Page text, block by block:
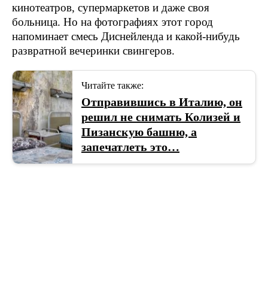
кинотеатров, супермаркетов и даже своя
больница. Но на фотографиях этот город
напоминает смесь Диснейленда и какой-нибудь
развратной вечеринки свингеров.
Читайте также:
Отправившись в Италию, он
решил не снимать Колизей и
Пизанскую башню, а
запечатлеть это…